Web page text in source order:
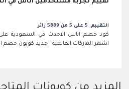
تقييم تجربة مستخدمين أُناس في
التقييم: 5 على 5 من 5889 زائر
كود خصم اناس الاحدث في السعودية
اشهر الماركات العالمية - جديد كوبون خصم اناس